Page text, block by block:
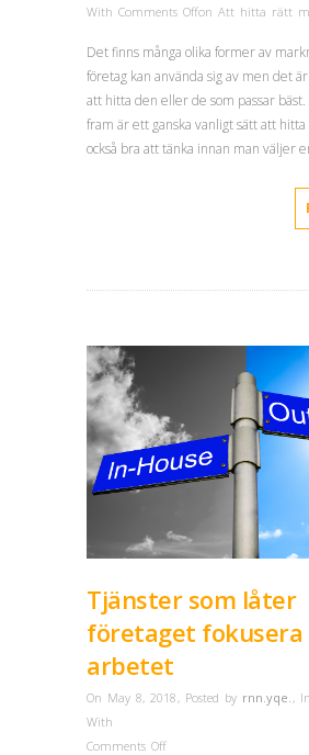
With Comments Offon Att hitta rätt
Det finns många olika former av
företag kan använda sig av men det
att hitta den eller de som passar bäst.
fram är ett ganska vanligt sätt att
också bra att tänka innan man väljer
Tjänster som låter
företaget fokusera
arbetet
On May 8, 2018 , Posted by rnn.yqe. , In
With
Comments Off